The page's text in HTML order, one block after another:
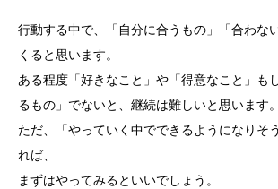
行動する中で、「自分に合うもの」「合わな
くると思います。
ある程度「好きなこと」や「得意なこと」も
るもの」でないと、継続は難しいと思います。
ただ、「やっていく中でできるようになりそ
れば、
まずはやってみるといいでしょう。